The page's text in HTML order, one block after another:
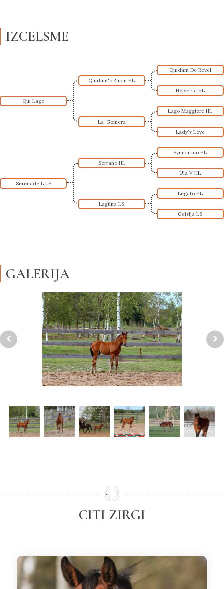
IZCELSME
Qui Lago
Quidam's Rubin HL
La-Gomera
Quidam De Revel
Helvecia HL
Lago Maggiore HL
Lady's Love
Serenāde L LS
Serrano HL
Lagūna LS
Sympatico HL
Ula V HL
Legato HL
Geisija LS
GALERIJA
CITI ZIRGI